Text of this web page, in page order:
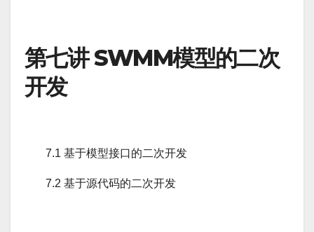
第七讲 SWMM模型的二次
开发
7.1 基于模型接口的二次开发
7.2 基于源代码的二次开发